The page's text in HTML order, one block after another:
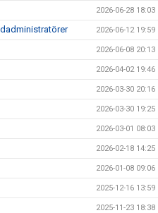
2026-06-28 18:03
2026-06-12 19:59
2026-06-08 20:13
2026-04-02 19:46
2026-03-30 20:16
2026-03-30 19:25
2026-03-01 08:03
2026-02-18 14:25
2026-01-08 09:06
2025-12-16 13:59
2025-11-23 18:38